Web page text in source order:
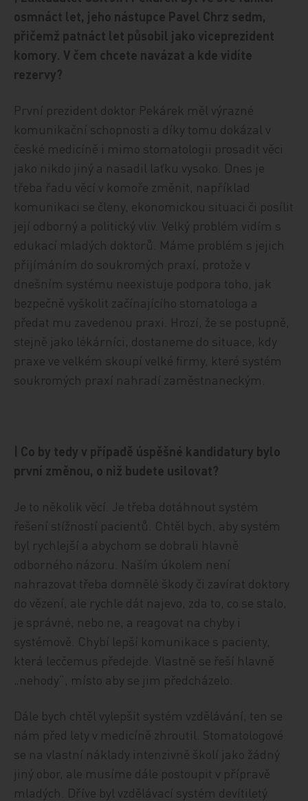
osmnáct let, jeho nástupce Pavel Chrz sedm,
přičemž patnáct let působil jako viceprezident
komory. V čem chcete navázat a kde vidíte
rezervy?
První prezident doktor Pekárek měl výrazné
komunikační schopnosti a díky tomu dokázal v
české medicíně i mimo stomatologii prosadit věci
jako nikdo jiný a nasadil laťku vysoko. Dnes je
třeba řadu věcí v komoře změnit, například
komunikaci se členy, ekonomickou situaci či posílit
její odborný a politický vliv. Velký problém vidím s
edukací mladých doktorů. Máme problém s jejich
přijímáním do soukromých praxí, protože v
dnešním systému neexistuje podpora toho, jak
bezpečně vyškolit začínajícího stomatologa a
předat mu zavedenou praxi. Hrozí, že se postupně,
stejně jako lékárníci, dostaneme do situace, kdy
praxe ve velkém skoupí velké firmy, které systém
soukromých praxí nahradí zaměstnaneckým.
| Co by tedy v případě úspěšné kandidatury bylo
první změnou, o niž budete usilovat?
Je to několik věcí. Je třeba dotáhnout systém
řešení stížností pacientů. Chtěl bych, aby systém
byl rychlejší a abychom se dobrali hlavně
odborného názoru. Naším úkolem není
nahrazovat třeba domnělé škody či zavírat doktory
do vězení, ale rychle dát najevo, zda to, co se stalo,
je správné, nebo ne, a reagovat na chyby i
systémově. Chybí lepší komunikace s pacienty,
která lecčemus předejde. Vlastně se řeší hlavně
„nehody“, místo aby se jim předcházelo.
Dále bych chtěl vylepšit systém vzdělávání, ten se
nám před lety v medicíně zhroutil. Stomatologové
se na vlastní náklady intenzivně školí jako žádný
jiný obor, ale musíme dále postoupit v přípravě
mladých. Dříve byl vzdělávací systém devítiletý